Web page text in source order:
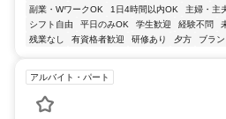
副業・WワークOK
1日4時間以内OK 主婦・主
シフト自由
平日のみOK 学生歓迎 経験不問
残業なし
有資格者歓迎 研修あり 夕方 ブラ
アルバイト・パート